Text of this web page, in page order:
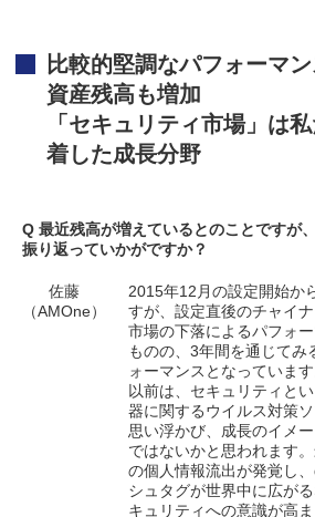
比較的堅調なパフォーマ
資産残高も増加
「セキュリティ市場」は
着した成長分野
Q 最近残高が増えているとのことですが
振り返っていかがですか？
佐藤
（AMOne）
2015年12月の設定開始か
すが、設定直後のチャイ
市場の下落によるパフォ
ものの、3年間を通じてみ
ォーマンスとなっています
以前は、セキュリティと
器に関するウイルス対策
思い浮かび、成長のイメ
ではないかと思われます
の個人情報流出が発覚し
シュタグが世界中に広が
キュリティへの意識が高